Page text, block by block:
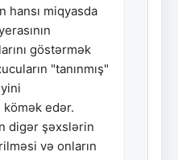
hansı miqyasda
göstərmək
"tanınmış"
edər.
digər şəxslərin
və onların